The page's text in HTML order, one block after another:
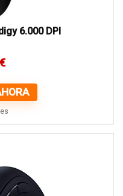
6.000 DPI
€